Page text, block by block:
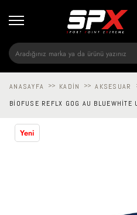
ANASAYFA >> KADIN >> AKSESUAR
BIOFUSE REFLX GOG AU BLUEWHITE
Yeni